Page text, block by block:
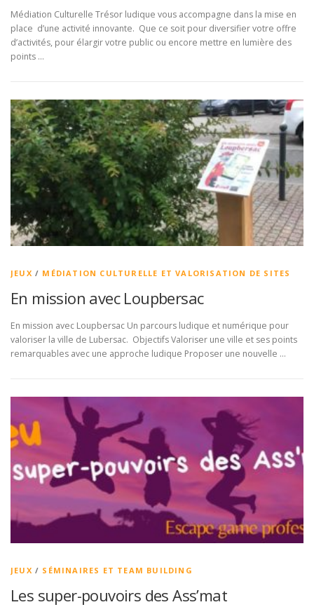
Médiation Culturelle Trésor ludique vous accompagne dans la mise en
place d’une activité innovante. Que ce soit pour diversifier votre offre
d’activités, pour élargir votre public ou encore mettre en lumière des
points …
JEUX / MÉDIATION CULTURELLE ET VALORISATION DE SITES
En mission avec Loupbersac
En mission avec Loupbersac Un parcours ludique et numérique pour
valoriser la ville de Lubersac. Objectifs Valoriser une ville et ses points
remarquables avec une approche ludique Proposer une nouvelle …
JEUX / SÉMINAIRES ET TEAM BUILDING
Les super-pouvoirs des Ass’mat